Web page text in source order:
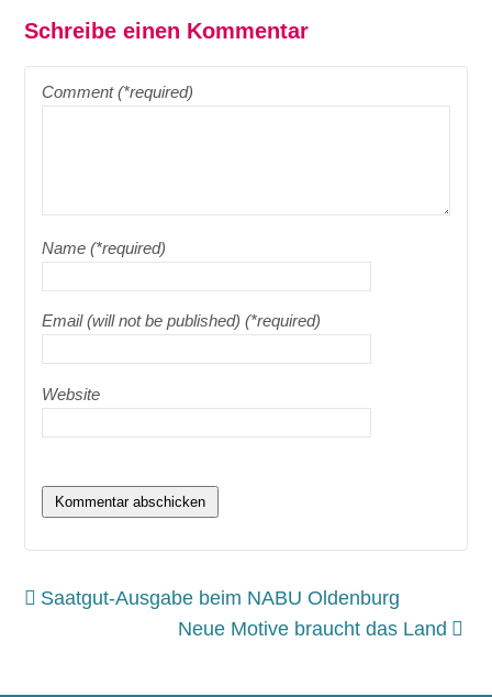
Schreibe einen Kommentar
Comment (*required)
Name (*required)
Email (will not be published) (*required)
Website
Saatgut-Ausgabe beim NABU Oldenburg
Neue Motive braucht das Land